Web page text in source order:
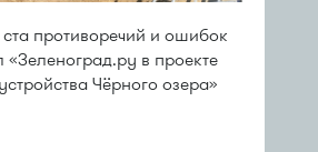
противоречий и ошибок
в проекте
Чёрного озера»